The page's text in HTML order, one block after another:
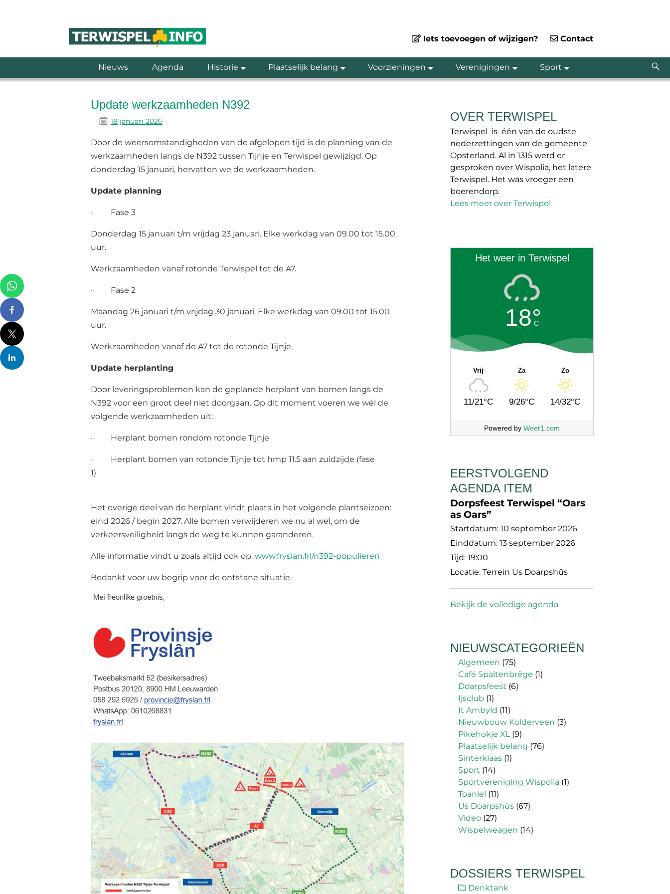
Iets toevoegen of wijzigen? Contact
Nieuws Agenda Historie Plaatselijk belang Voorzieningen Verenigingen Sport
Update werkzaamheden N392
18 januari 2026
Door de weersomstandigheden van de afgelopen tijd is de planning van de
werkzaamheden langs de N392 tussen Tijnje en Terwispel gewijzigd. Op
donderdag 15 januari, hervatten we de werkzaamheden.
Update planning
· Fase 3
Donderdag 15 januari t/m vrijdag 23 januari. Elke werkdag van 09.00 tot 15.00
uur.
Werkzaamheden vanaf rotonde Terwispel tot de A7.
· Fase 2
Maandag 26 januari t/m vrijdag 30 januari. Elke werkdag van 09.00 tot 15.00
uur.
Werkzaamheden vanaf de A7 tot de rotonde Tijnje.
Update herplanting
Door leveringsproblemen kan de geplande herplant van bomen langs de
N392 voor een groot deel niet doorgaan. Op dit moment voeren we wél de
volgende werkzaamheden uit:
· Herplant bomen rondom rotonde Tijnje
· Herplant bomen van rotonde Tijnje tot hmp 11.5 aan zuidzijde (fase
1)
Het overige deel van de herplant vindt plaats in het volgende plantseizoen:
eind 2026 / begin 2027. Alle bomen verwijderen we nu al wel, om de
verkeersveiligheid langs de weg te kunnen garanderen.
Alle informatie vindt u zoals altijd ook op: www.fryslan.frl/n392-populieren
Bedankt voor uw begrip voor de ontstane situatie.
OVER TERWISPEL
Terwispel is één van de oudste
nederzettingen van de gemeente
Opsterland. Al in 1315 werd er
gesproken over Wispolia, het latere
Terwispel. Het was vroeger een
boerendorp.
Lees meer over Terwispel
Het weer in Terwispel
18°
C
Vrij
11/21°C
Za
9/26°C
Zo
14/32°C
Powered by Weer1.com
EERSTVOLGEND
AGENDA ITEM
Dorpsfeest Terwispel “Oars
as Oars”
Startdatum: 10 september 2026
Einddatum: 13 september 2026
Tijd: 19:00
Locatie: Terrein Us Doarpshûs
Bekijk de volledige agenda
NIEUWSCATEGORIEËN
Algemeen (75)
Café Spaltenbrêge (1)
Doarpsfeest (6)
Ijsclub (1)
It Ambyld (11)
Nieuwbouw Kolderveen (3)
Pikehokje XL(9)
Plaatselijk belang (76)
Sinterklaas (1)
Sport (14)
Sportvereniging Wispolia (1)
Toaniel (11)
Us Doarpshûs (67)
Video (27)
Wispelweagen (14)
DOSSIERS TERWISPEL
Denktank